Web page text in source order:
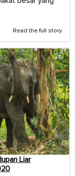
Read the full story
Liar